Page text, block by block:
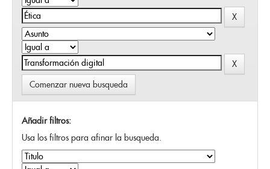
Comenzar nueva busqueda
Añadir filtros:
Usa los filtros para afinar la busqueda.